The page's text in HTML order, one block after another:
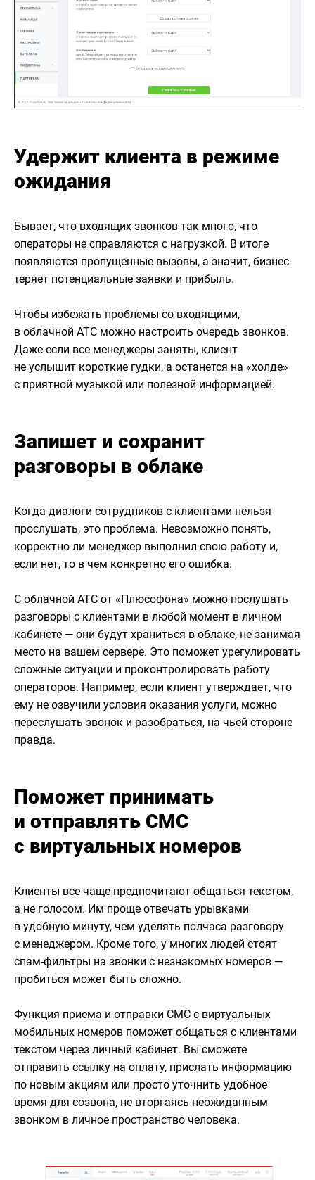
Удержит клиента в режиме
ожидания
Бывает, что входящих звонков так много, что
операторы не справляются с нагрузкой. В итоге
появляются пропущенные вызовы, а значит, бизнес
теряет потенциальные заявки и прибыль.
Чтобы избежать проблемы со входящими,
в облачной АТС можно настроить очередь звонков.
Даже если все менеджеры заняты, клиент
не услышит короткие гудки, а останется на «холде»
с приятной музыкой или полезной информацией.
Запишет и сохранит
разговоры в облаке
Когда диалоги сотрудников с клиентами нельзя
прослушать, это проблема. Невозможно понять,
корректно ли менеджер выполнил свою работу и,
если нет, то в чем конкретно его ошибка.
С облачной АТС от «Плюсофона» можно послушать
разговоры с клиентами в любой момент в личном
кабинете — они будут храниться в облаке, не занимая
место на вашем сервере. Это поможет урегулировать
сложные ситуации и проконтролировать работу
операторов. Например, если клиент утверждает, что
ему не озвучили условия оказания услуги, можно
переслушать звонок и разобраться, на чьей стороне
правда.
Поможет принимать
и отправлять СМС
с виртуальных номеров
Клиенты все чаще предпочитают общаться текстом,
а не голосом. Им проще отвечать урывками
в удобную минуту, чем уделять полчаса разговору
с менеджером. Кроме того, у многих людей стоят
спам-фильтры на звонки с незнакомых номеров —
пробиться может быть сложно.
Функция приема и отправки СМС с виртуальных
мобильных номеров поможет общаться с клиентами
текстом через личный кабинет. Вы сможете
отправить ссылку на оплату, прислать информацию
по новым акциям или просто уточнить удобное
время для созвона, не вторгаясь неожиданным
звонком в личное пространство человека.